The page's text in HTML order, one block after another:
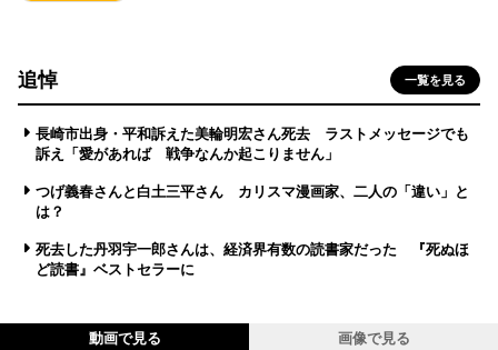
追悼 一覧を見る
長崎市出身・平和訴えた美輪明宏さん死去 ラストメッセージでも
訴え「愛があれば 戦争なんか起こりません」
つげ義春さんと白土三平さん カリスマ漫画家、二人の「違い」と
は？
死去した丹羽宇一郎さんは、経済界有数の読書家だった 『死ぬほ
ど読書』ベストセラーに
動画で見る 画像で見る